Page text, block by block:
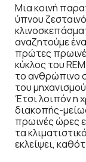
Μια κοινή
ύπνου
αναζητούμε
πρώτες
κύκλος του
το ανθρώπινο
του
Έτσι λοιπόν η
διακοπής-
πρωινές ώρες
τα
εκλείψει,